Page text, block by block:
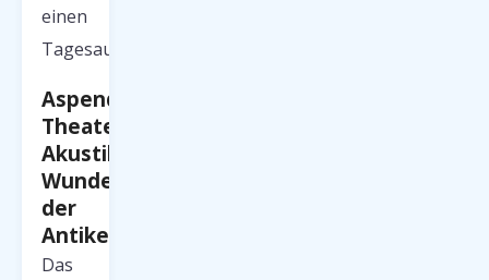
einen
Tagesausflug.
Aspendos-
Theater:
Akustik-
Wunder
der
Antike
Das